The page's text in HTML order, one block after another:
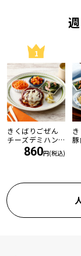
1
きくばりごぜん
チーズデミハン
バーグ860円(税込)